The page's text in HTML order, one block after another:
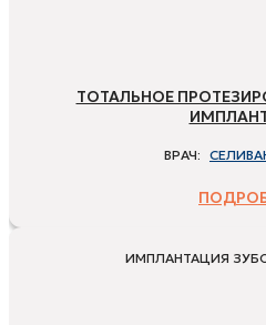
ТОТАЛЬНОЕ
ВРАЧ:
ИМПЛАНТАЦИЯ